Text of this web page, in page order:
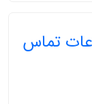
تماس